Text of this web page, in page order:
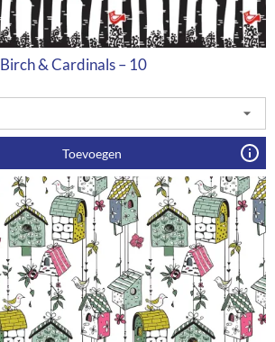
Birch & Cardinals – 10
Toevoegen